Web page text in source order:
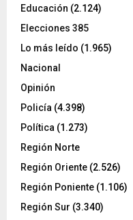
Educación (2.124)
Elecciones 385
Lo más leído (1.965)
Nacional
Opinión
Policía (4.398)
Política (1.273)
Región Norte
Región Oriente (2.526)
Región Poniente (1.106)
Región Sur (3.340)